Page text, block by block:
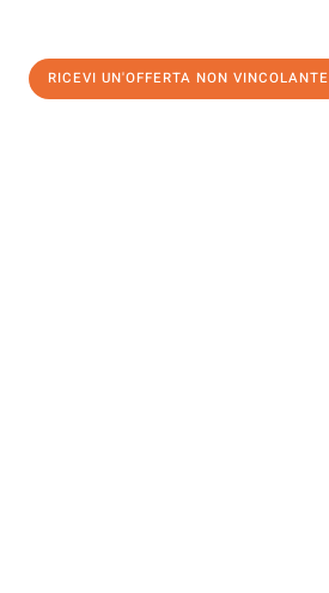
RICEVI UN'OFFERTA NON VINCOLANTE